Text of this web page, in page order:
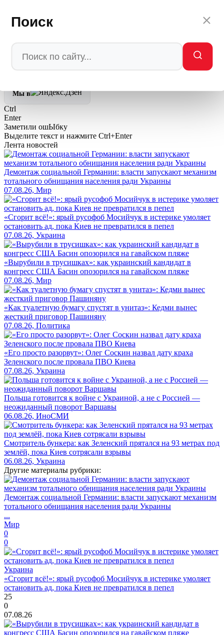
Поиск
💬
🤬
Мы в
Ctrl
Enter
Заметили ошЫбку
Выделите текст и нажмите Ctrl+Enter
Лента новостей
Демонтаж социальной Германии: власти запускают механизм
тотального обнищания населения ради Украины
07.08.26, Мир
«Сгорит всё!»: ярый русофоб Мосийчук в истерике умоляет
остановить ад, пока Киев не превратился в пепел
07.08.26, Украина
«Вырубили в трусишках»: как украинский кандидат в
конгресс США Басин опозорился на гавайском пляже
07.08.26, Мир
«Как туалетную бумагу спустят в унитаз»: Кедми вынес
жесткий приговор Пашиняну
07.08.26, Политика
«Его просто разорвут»: Олег Соскин назвал дату краха
Зеленского после провала ПВО Киева
07.08.26, Украина
Польша готовится к войне с Украиной, а не с Россией —
неожиданный поворот Варшавы
06.08.26, ИноСМИ
Смотритель бункера: как Зеленский прятался на 93 метрах под
землёй, пока Киев сотрясали взрывы
06.08.26, Украина
Другие материалы рубрики:
Демонтаж социальной Германии: власти запускают механизм
тотального обнищания населения ради Украины
...
Мир
0
0
Украина
«Сгорит всё!»: ярый русофоб Мосийчук в истерике умоляет
остановить ад, пока Киев не превратился в пепел
25
0
07.08.26